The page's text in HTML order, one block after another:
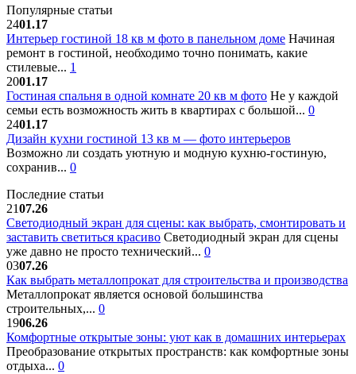
Популярные статьи
2401.17
Интерьер гостиной 18 кв м фото в панельном доме Начиная
ремонт в гостиной, необходимо точно понимать, какие
стилевые... 1
2001.17
Гостиная спальня в одной комнате 20 кв м фото Не у каждой
семьи есть возможность жить в квартирах с большой... 0
2401.17
Дизайн кухни гостиной 13 кв м — фото интерьеров
Возможно ли создать уютную и модную кухню-гостиную,
сохранив... 0
Последние статьи
2107.26
Светодиодный экран для сцены: как выбрать, смонтировать и
заставить светиться красиво Светодиодный экран для сцены
уже давно не просто технический... 0
0307.26
Как выбрать металлопрокат для строительства и производства
Металлопрокат является основой большинства
строительных,... 0
1906.26
Комфортные открытые зоны: уют как в домашних интерьерах
Преобразование открытых пространств: как комфортные зоны
отдыха... 0